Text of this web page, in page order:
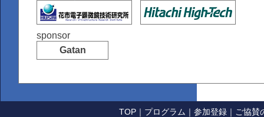
sponsor
Gatan
TOP｜ プログラム ｜ 参加登録｜ ご協賛